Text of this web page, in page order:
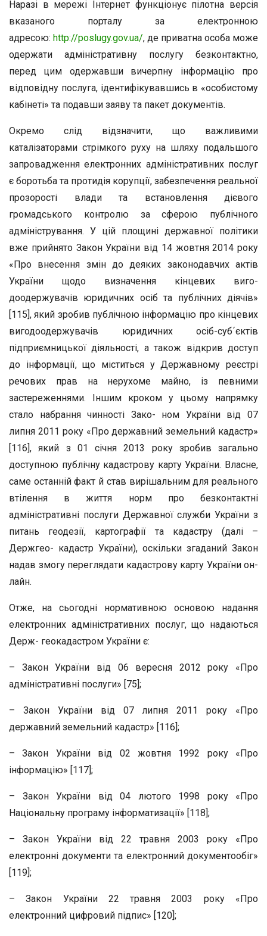
Наразі в мережі Інтернет функціонує пілотна версія
вказаного порталу за електронною
адресою: http://poslugy.gov.ua/, де приватна особа може
одержати адміністративну послугу безконтактно,
перед цим одержавши вичерпну інформацію про
відповідну послуга, ідентифікувавшись в «особистому
кабінеті» та подавши заяву та пакет документів.
Окремо слід відзначити, що важливими
каталізаторами стрімкого руху на шляху подальшого
запровадження електронних адміністративних послуг
є боротьба та протидія корупції, забезпечення реальної
прозорості влади та встановлення дієвого
громадського контролю за сферою публічного
адміністрування. У цій площині державної політики
вже прийнято Закон України від 14 жовтня 2014 року
«Про внесення змін до деяких законодавчих актів
України щодо визначення кінцевих виго-
доодержувачів юридичних осіб та публічних діячів»
[115], який зробив публічною інформацію про кінцевих
вигодоодержувачів юридичних осіб-суб´єктів
підприємницької діяльності, а також відкрив доступ
до інформації, що міститься у Державному реєстрі
речових прав на нерухоме майно, із певними
застереженнями. Іншим кроком у цьому напрямку
стало набрання чинності Зако- ном України від 07
липня 2011 року «Про державний земельний кадастр»
[116], який з 01 січня 2013 року зробив загально
доступною публічну кадастрову карту України. Власне,
саме останній факт й став вирішальним для реального
втілення в життя норм про безконтактні
адміністративні послуги Державної служби України з
питань геодезії, картографії та кадастру (далі –
Держгео- кадастр України), оскільки згаданий Закон
надав змогу переглядати кадастрову карту України он-
лайн.
Отже, на сьогодні нормативною основою надання
електронних адміністративних послуг, що надаються
Держ- геокадастром України є:
– Закон України від 06 вересня 2012 року «Про
адміністративні послуги» [75];
– Закон України від 07 липня 2011 року «Про
державний земельний кадастр» [116];
– Закон України від 02 жовтня 1992 року «Про
інформацію» [117];
– Закон України від 04 лютого 1998 року «Про
Національну програму інформатизації» [118];
– Закон України від 22 травня 2003 року «Про
електронні документи та електронний документообіг»
[119];
– Закон України 22 травня 2003 року «Про
електронний цифровий підпис» [120];